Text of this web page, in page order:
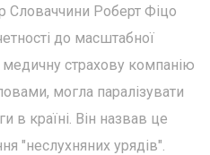
Словаччини Роберт Фіцо
до масштабної
медичну страхову компанію
могла паралізувати
в країні. Він назвав це
"неслухняних урядів".